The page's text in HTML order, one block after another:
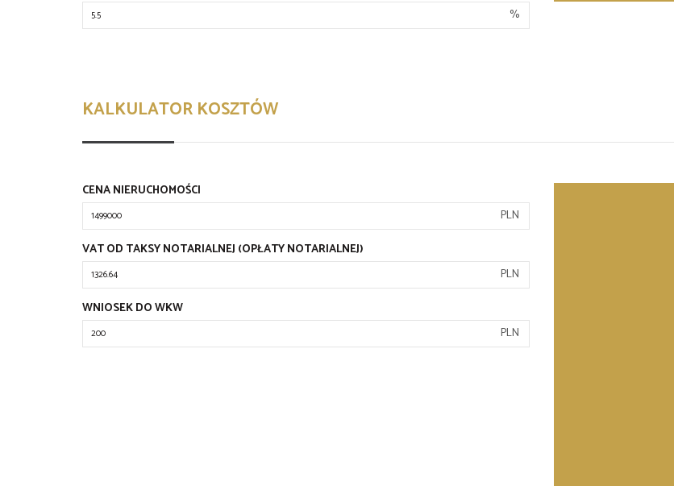
%
KALKULATOR KOSZTÓW
CENA NIERUCHOMOŚCI
PLN
VAT OD TAKSY NOTARIALNEJ (OPŁATY NOTARIALNEJ)
PLN
WNIOSEK DO WKW
PLN